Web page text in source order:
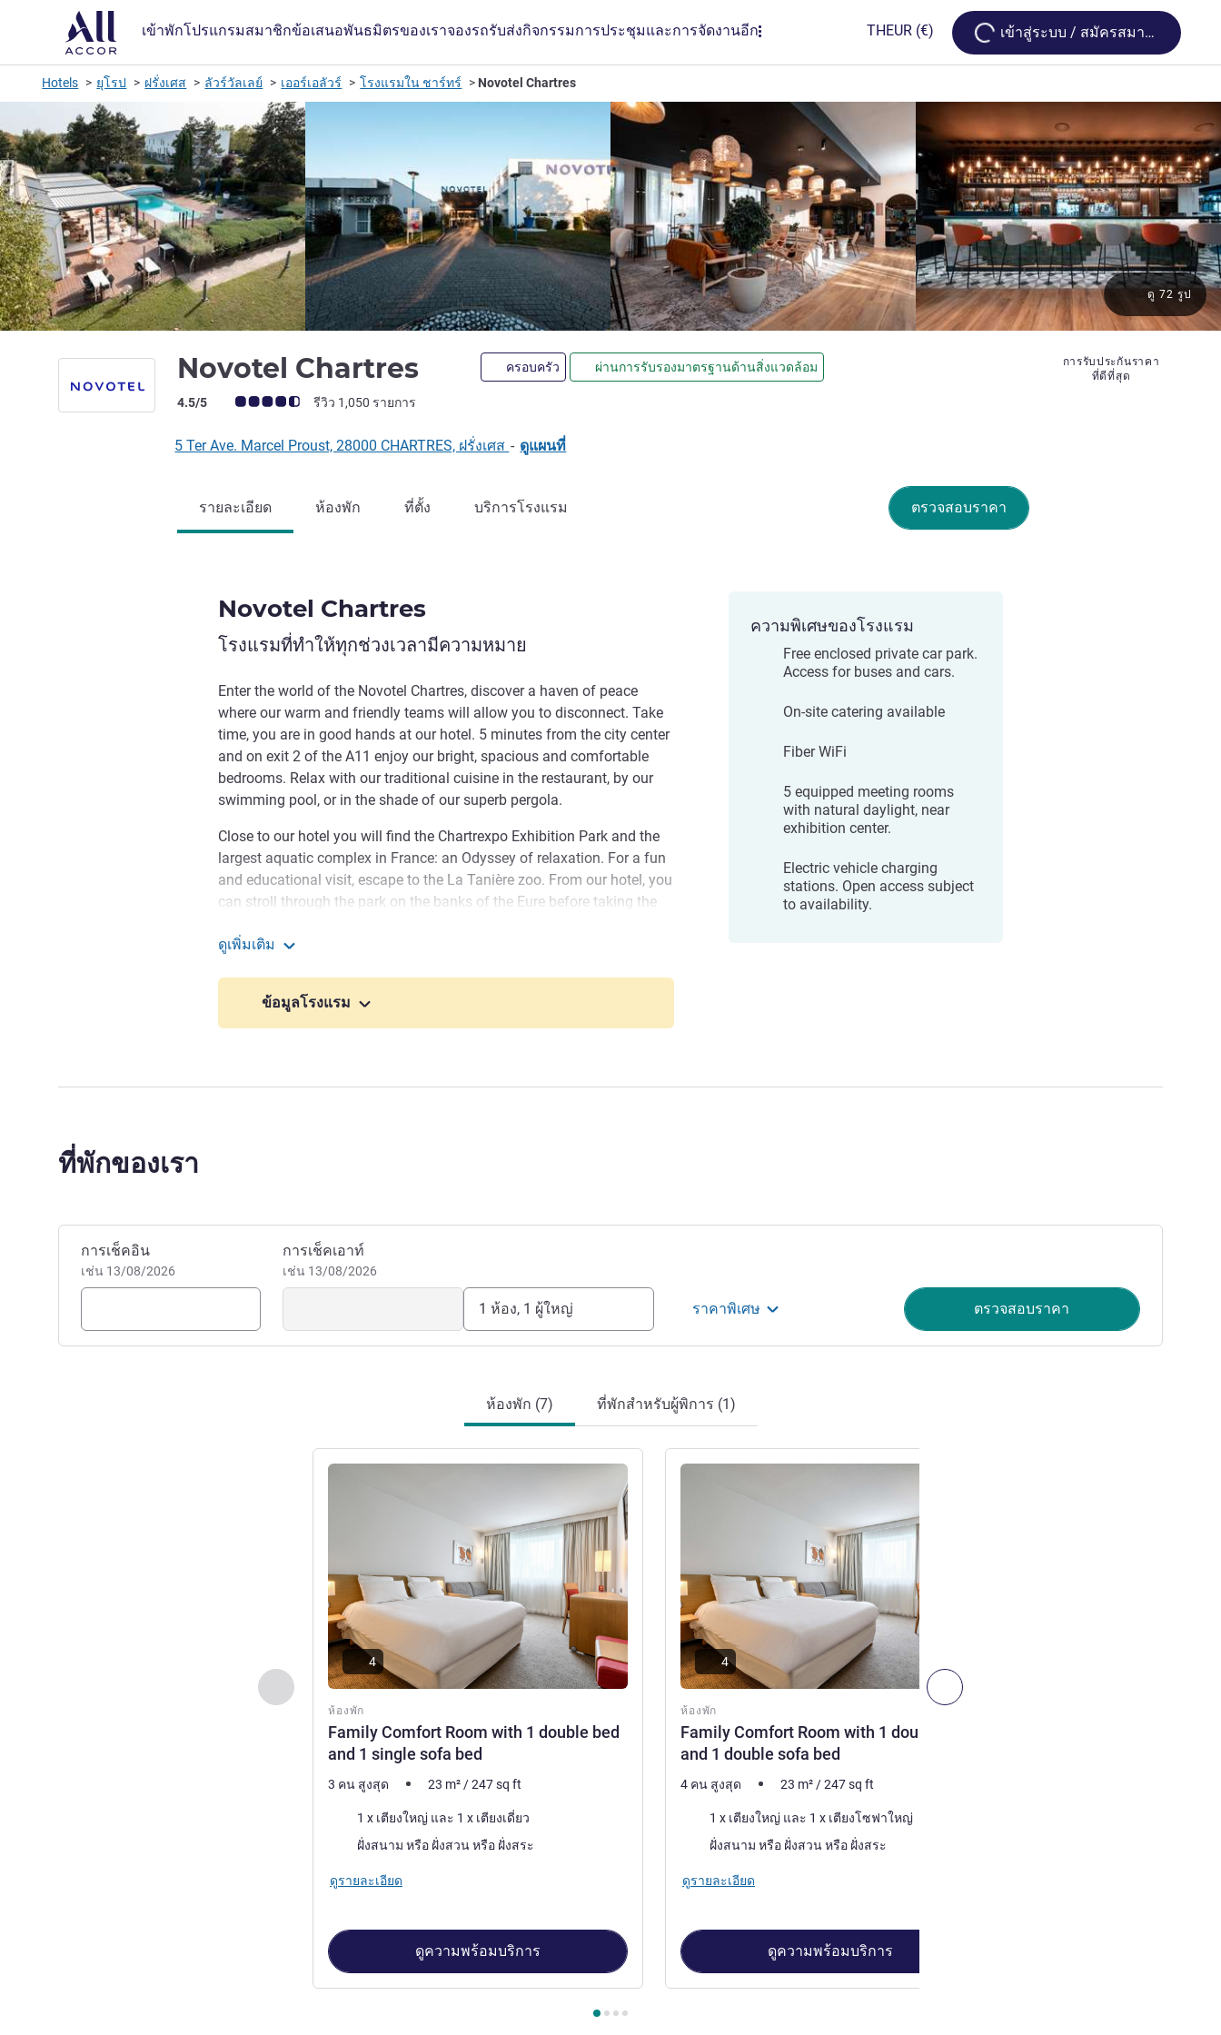
เข้าพักโปรแกรมสมาชิกข้อเสนอพันธมิตรของเราจองรถรับส่งกิจกรรมการประชุมและการจัดงานอีก THEUR (€) Loading...
เข้าสู่ระบบ / สมัครสมาชิก
Hotels ยุโรป ฝรั่งเศส ลัวร์วัลเลย์ เออร์เอลัวร์ โรงแรมใน ชาร์ทร์ Novotel Chartres
Novotel Chartres 4 ดาว ครอบครัว ผ่านการรับรองมาตรฐานด้านสิ่งแวดล้อม
คะแนนความคิดเห็นจากแขก (เรทติ้งบน ALL)
4.5/5 รีวิว 1,050 รายการ
การรับประกันราคา
ที่ดีที่สุด
ดู 72 รูป
5 Ter Ave. Marcel Proust, 28000 CHARTRES, ฝรั่งเศส - ดูแผนที่
ตรวจสอบราคา
รายละเอียด ห้องพัก ที่ตั้ง บริการโรงแรม
Novotel Chartres
โรงแรมที่ทำให้ทุกช่วงเวลามีความหมาย
Enter the world of the Novotel Chartres, discover a haven of peace
where our warm and friendly teams will allow you to disconnect. Take
time, you are in good hands at our hotel. 5 minutes from the city center
and on exit 2 of the A11 enjoy our bright, spacious and comfortable
bedrooms. Relax with our traditional cuisine in the restaurant, by our
swimming pool, or in the shade of our superb pergola.
Close to our hotel you will find the Chartrexpo Exhibition Park and the
largest aquatic complex in France: an Odyssey of relaxation. For a fun
and educational visit, escape to the La Tanière zoo. From our hotel, you
can stroll through the park on the banks of the Eure before taking the
houses, painted churches, farms & windmills.
Visit Chartres' city center & its monuments: UNESCO-listed cathedral,
collegiate church of Saint André, church of Saint Pierre & Maison
Picassiette, whose façades change at night for Chartres en Lumières.
capital of Beauce, the wheat granary of France! Frédéric Dekester
ดูเพิ่มเติม
ข้อมูลโรงแรม
ความพิเศษของโรงแรม
Free enclosed private car park.
Access for buses and cars.
On-site catering available
Fiber WiFi
5 equipped meeting rooms
with natural daylight, near
exhibition center.
Electric vehicle charging
stations. Open access subject
to availability.
ที่พักของเรา
จองโรงแรมนี้
การเช็คอิน
เช่น 13/08/2026
การเช็คเอาท์
เช่น 13/08/2026
1 ห้อง, 1 ผู้ใหญ่ ราคาพิเศษ ตรวจสอบราคา
ห้องพัก (7) ที่พักสำหรับผู้พิการ (1)
ก่อนหน้า - ห้องพัก ถัดไป - ห้องพัก
ห้องพัก
Family Comfort Room with 1 double bed
and 1 single sofa bed
ดูรายละเอียด
4
3 คน สูงสุด 23 m² /247sq ft
เครื่องนอน
1 x เตียงใหญ่ และ 1 x เตียงเดี่ยว
ฝั่งสนาม หรือ ฝั่งสวน หรือ ฝั่งสระ
ดูรายละเอียด
ดูความพร้อมบริการ
ห้องพัก
Family Comfort Room with 1 double bed
and 1 double sofa bed
ดูรายละเอียด
4
4 คน สูงสุด 23 m² /247sq ft
เครื่องนอน
1 x เตียงใหญ่ และ 1 x เตียงโซฟาใหญ่
ฝั่งสนาม หรือ ฝั่งสวน หรือ ฝั่งสระ
ดูรายละเอียด
ดูความพร้อมบริการ